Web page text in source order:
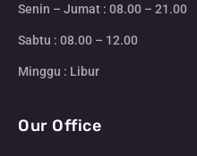
Senin – Jumat : 08.00 – 21.00
Sabtu : 08.00 – 12.00
Minggu : Libur
Our Office